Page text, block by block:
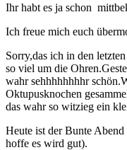
Ihr habt es ja schon
Ich freue mich euch
Sorry,das ich in den
so viel um die
wahr sehhhhhhhhr
Oktupusknochen
das wahr so witzieg ein
Heute ist der Bunte
hoffe es wird gut).